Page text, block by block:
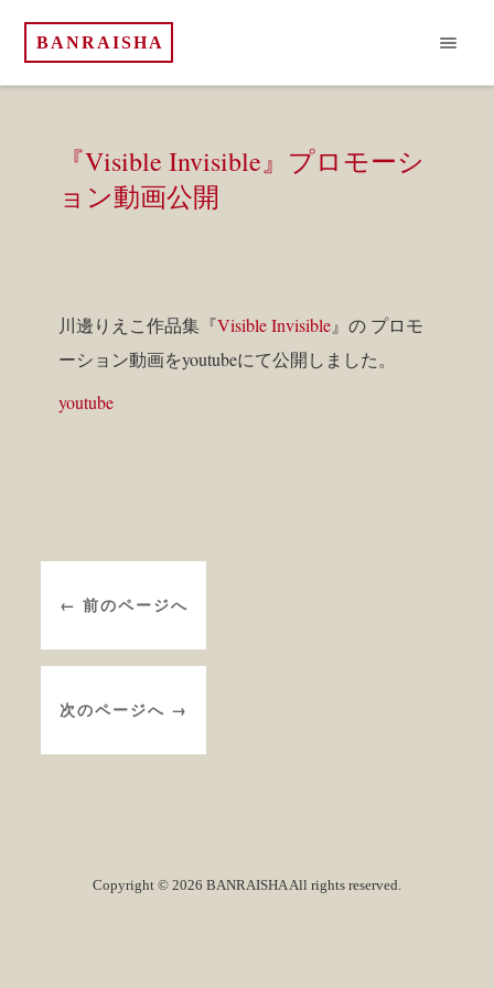
BANRAISHA
『Visible Invisible』プロモーシ
ョン動画公開
川邊りえこ作品集『Visible Invisible』の プロモ
ーション動画をyoutubeにて公開しました。
youtube
← 前のページへ
次のページへ →
Copyright © 2026 BANRAISHA All rights reserved.